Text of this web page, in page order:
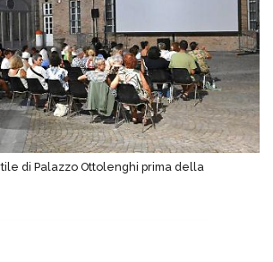
di Palazzo Ottolenghi prima della